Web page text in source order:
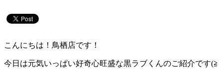
こんにちは！鳥栖店です！
今日は元気いっぱい好奇心旺盛な黒ラブくんのご紹介です(≧